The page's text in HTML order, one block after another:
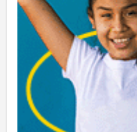
2023年4月
2022年1月
2021年5月